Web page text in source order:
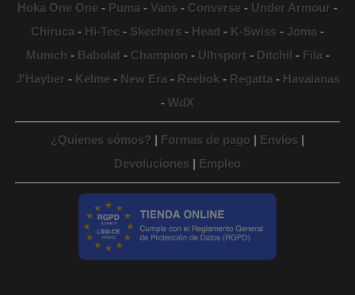
Hoka One One - Puma - Vans - Converse - Under Armour -
Chiruca - Hi-Tec - Skechers - Head - K-Swiss - Joma -
Munich - Babolat- Champion - Ulhsport- Ditchil - Fila-
J'Hayber- Kelme- New Era- Reebok- Regatta- Havaianas
- WdX
¿Quienes sómos? Formas de pago Envíos
Devoluciones
Empleo